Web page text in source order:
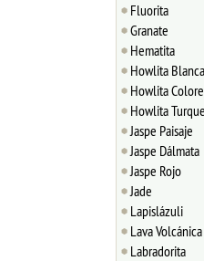
Fluorita
Granate
Hematita
Howlita Blanca
Howlita
Howlita
Jaspe Paisaje
Jaspe Dálmata
Jaspe Rojo
Jade
Lapislázuli
Lava Volcánica
Labradorita